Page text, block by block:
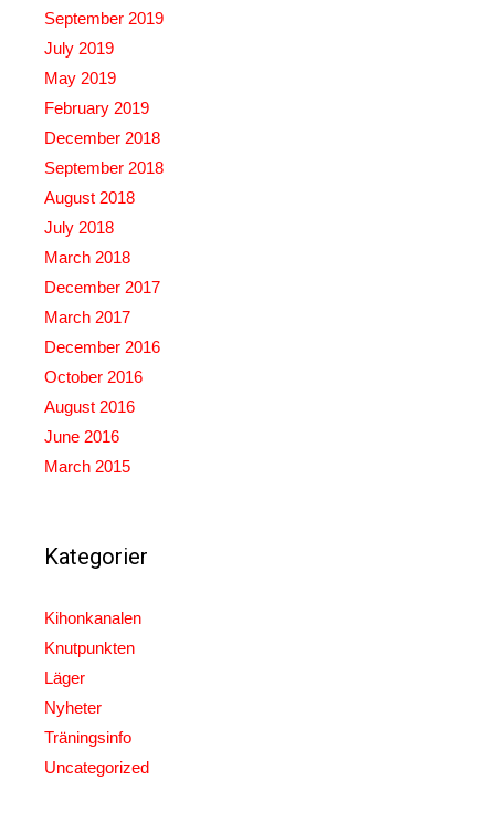
September 2019
July 2019
May 2019
February 2019
December 2018
September 2018
August 2018
July 2018
March 2018
December 2017
March 2017
December 2016
October 2016
August 2016
June 2016
March 2015
Kategorier
Kihonkanalen
Knutpunkten
Läger
Nyheter
Träningsinfo
Uncategorized